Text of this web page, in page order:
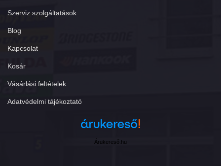
Szerviz szolgáltatások
Blog
Kapcsolat
Kosár
Vásárlási feltételek
Adatvédelmi tájékoztató
Árukereső.hu